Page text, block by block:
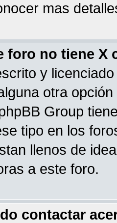
mas
foro no tiene X
y
otra
Group
tipo en los
llenos de
a este foro.
contactar